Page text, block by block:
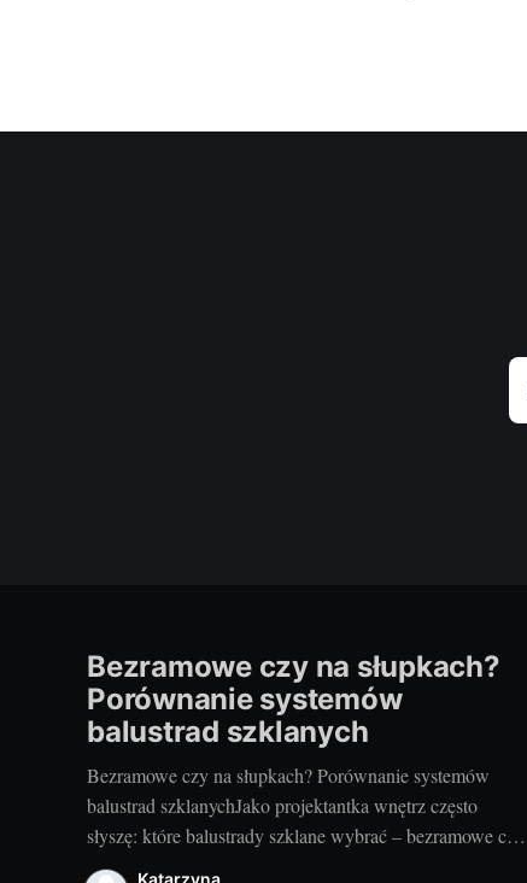
Bezramowe czy na słupkach?
Porównanie systemów
balustrad szklanych
Bezramowe czy na słupkach? Porównanie systemów
balustrad szklanychJako projektantka wnętrz często
słyszę: które balustrady szklane wybrać – bezramowe czy
na słupkach? Oba systemy potrafią wyglądać zjawiskowo